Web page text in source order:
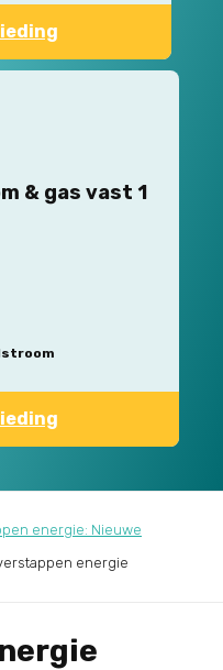
& gas vast 1
energie: Nieuwe
energie